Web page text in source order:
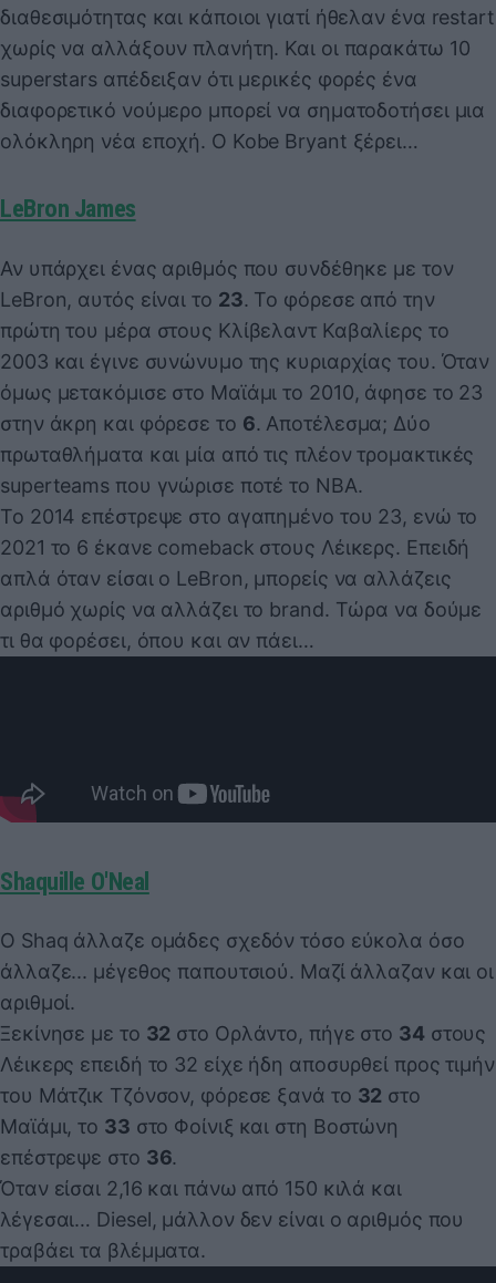
διαθεσιμότητας και κάποιοι γιατί ήθελαν ένα restart
χωρίς να αλλάξουν πλανήτη. Και οι παρακάτω 10
superstars απέδειξαν ότι μερικές φορές ένα
διαφορετικό νούμερο μπορεί να σηματοδοτήσει μια
ολόκληρη νέα εποχή. Ο Kobe Bryant ξέρει…
LeBron James
Αν υπάρχει ένας αριθμός που συνδέθηκε με τον
LeBron, αυτός είναι το 23. Το φόρεσε από την
πρώτη του μέρα στους Κλίβελαντ Καβαλίερς το
2003 και έγινε συνώνυμο της κυριαρχίας του. Όταν
όμως μετακόμισε στο Μαϊάμι το 2010, άφησε το 23
στην άκρη και φόρεσε το 6. Αποτέλεσμα; Δύο
πρωταθλήματα και μία από τις πλέον τρομακτικές
superteams που γνώρισε ποτέ το NBA.
Το 2014 επέστρεψε στο αγαπημένο του 23, ενώ το
2021 το 6 έκανε comeback στους Λέικερς. Επειδή
απλά όταν είσαι ο LeBron, μπορείς να αλλάζεις
αριθμό χωρίς να αλλάζει το brand. Τώρα να δούμε
τι θα φορέσει, όπου και αν πάει…
Shaquille O'Neal
Ο Shaq άλλαζε ομάδες σχεδόν τόσο εύκολα όσο
άλλαζε... μέγεθος παπουτσιού. Μαζί άλλαζαν και οι
αριθμοί.
Ξεκίνησε με το 32 στο Ορλάντο, πήγε στο 34στους
Λέικερς επειδή το 32 είχε ήδη αποσυρθεί προς τιμήν
του Μάτζικ Τζόνσον, φόρεσε ξανά το 32 στο
Μαϊάμι, το 33 στο Φοίνιξ και στη Βοστώνη
επέστρεψε στο 36.
Όταν είσαι 2,16 και πάνω από 150 κιλά και
λέγεσαι… Diesel, μάλλον δεν είναι ο αριθμός που
τραβάει τα βλέμματα.